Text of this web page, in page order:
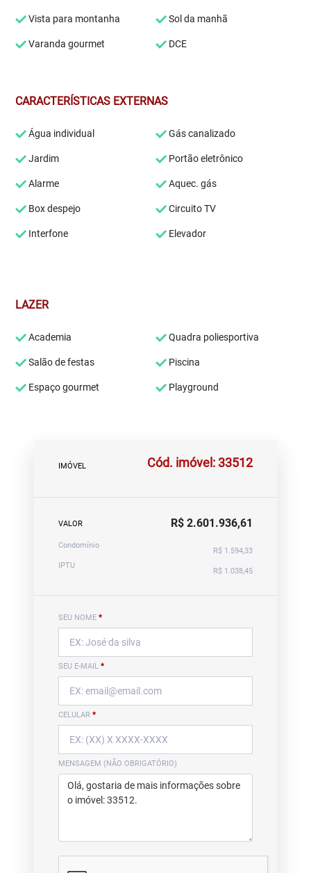
Vista para montanha Sol da manhã
Varanda gourmet DCE
CARACTERÍSTICAS EXTERNAS
Água individual Gás canalizado
Jardim Portão eletrônico
Alarme Aquec. gás
Box despejo Circuito TV
Interfone Elevador
LAZER
Academia Quadra poliesportiva
Salão de festas Piscina
Espaço gourmet Playground
IMÓVEL Cód. imóvel: 33512
VALOR R$ 2.601.936,61
Condomínio
R$ 1.594,33
IPTU
R$ 1.038,45
SEU NOME *
SEU E-MAIL *
CELULAR *
MENSAGEM (NÃO OBRIGATÓRIO)